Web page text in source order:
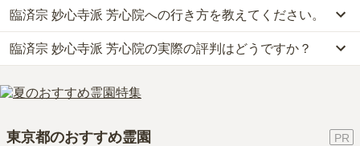
臨済宗 妙心寺派 芳心院では、一般墓が約108万円からお求めいただ
けます。
なお、臨済宗 妙心寺派 芳心院がある東京都の相場は、一般墓が約
168万円（墓石代別途）です。
お墓は、価格が高いものがよい、安いものが悪い、という訳ではあ
臨済宗 妙心寺派 芳心院への行き方を教えてください。
公共交通機関の場合、多摩モノレール「大塚・帝京大学駅」から徒
歩約7分です。
詳しいルートや地図は、本ページの「地図・交通アクセス」欄をご
確認ください。
臨済宗 妙心寺派 芳心院の実際の評判はどうですか？
臨済宗 妙心寺派 芳心院の口コミはまだ投稿されておりません。
口コミはあくまで一つの目安です。資料請求や現地見学を通して、
東京都のおすすめ霊園